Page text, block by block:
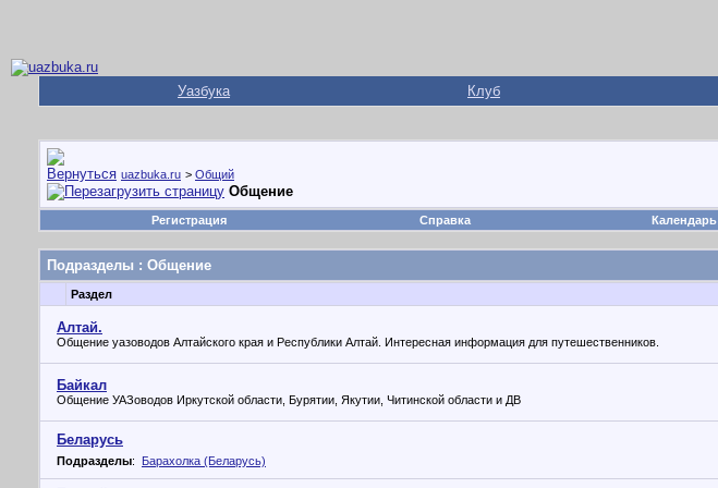
Уазбука Клуб
uazbuka.ru > Общий
Общение
Регистрация Справка Календарь
Подразделы : Общение
Раздел
Алтай.
Общение уазоводов Алтайского края и Республики Алтай. Интересная информация для путешественников.
Байкал
Общение УАЗоводов Иркутской области, Бурятии, Якутии, Читинской области и ДВ
Беларусь
Подразделы: Барахолка (Беларусь)